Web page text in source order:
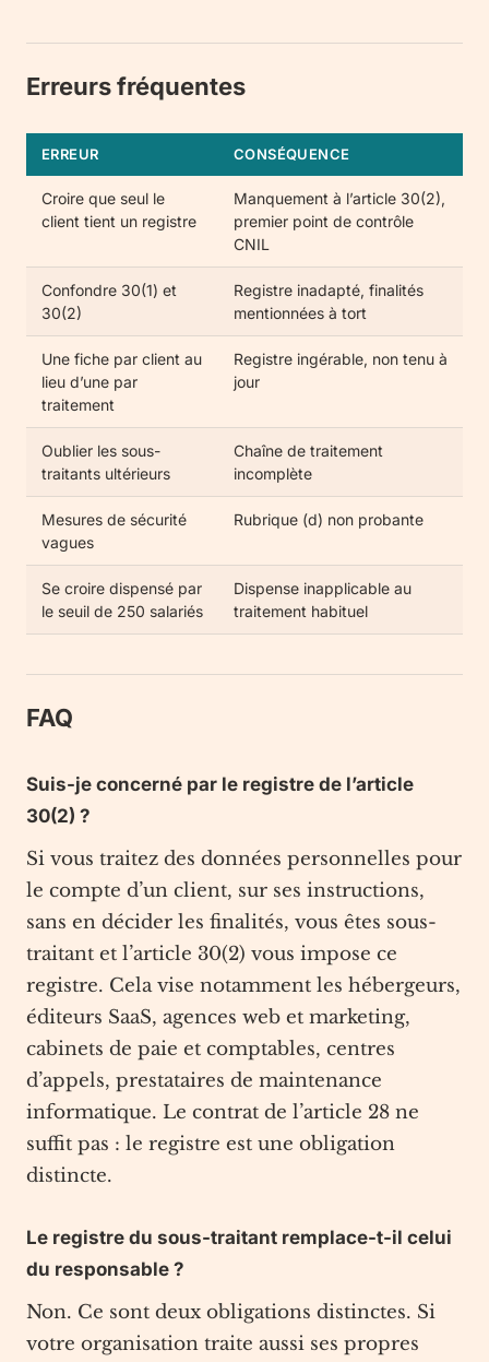
Erreurs fréquentes
ERREUR CONSÉQUENCE
Croire que seul le
client tient un registre
Manquement à l’article 30(2),
premier point de contrôle
CNIL
Confondre 30(1) et
30(2)
Registre inadapté, finalités
mentionnées à tort
Une fiche par client au
lieu d’une par
traitement
Registre ingérable, non tenu à
jour
Oublier les sous-
traitants ultérieurs
Chaîne de traitement
incomplète
Mesures de sécurité
vagues
Rubrique (d) non probante
Se croire dispensé par
le seuil de 250 salariés
Dispense inapplicable au
traitement habituel
FAQ
Suis-je concerné par le registre de l’article
30(2) ?
Si vous traitez des données personnelles pour
le compte d’un client, sur ses instructions,
sans en décider les finalités, vous êtes sous-
traitant et l’article 30(2) vous impose ce
registre. Cela vise notamment les hébergeurs,
éditeurs SaaS, agences web et marketing,
cabinets de paie et comptables, centres
d’appels, prestataires de maintenance
informatique. Le contrat de l’article 28 ne
suffit pas : le registre est une obligation
distincte.
Le registre du sous-traitant remplace-t-il celui
du responsable ?
Non. Ce sont deux obligations distinctes. Si
votre organisation traite aussi ses propres